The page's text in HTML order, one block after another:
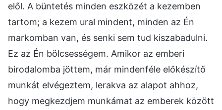
elől. A büntetés minden eszközét a kezemben
tartom; a kezem ural mindent, minden az Én
markomban van, és senki sem tud kiszabadulni.
Ez az Én bölcsességem. Amikor az emberi
birodalomba jöttem, már mindenféle előkészítő
munkát elvégeztem, lerakva az alapot ahhoz,
hogy megkezdjem munkámat az emberek között